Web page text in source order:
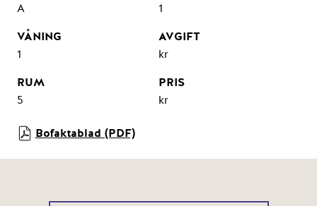
A 1
1 kr
5 kr
Bofaktablad (PDF)